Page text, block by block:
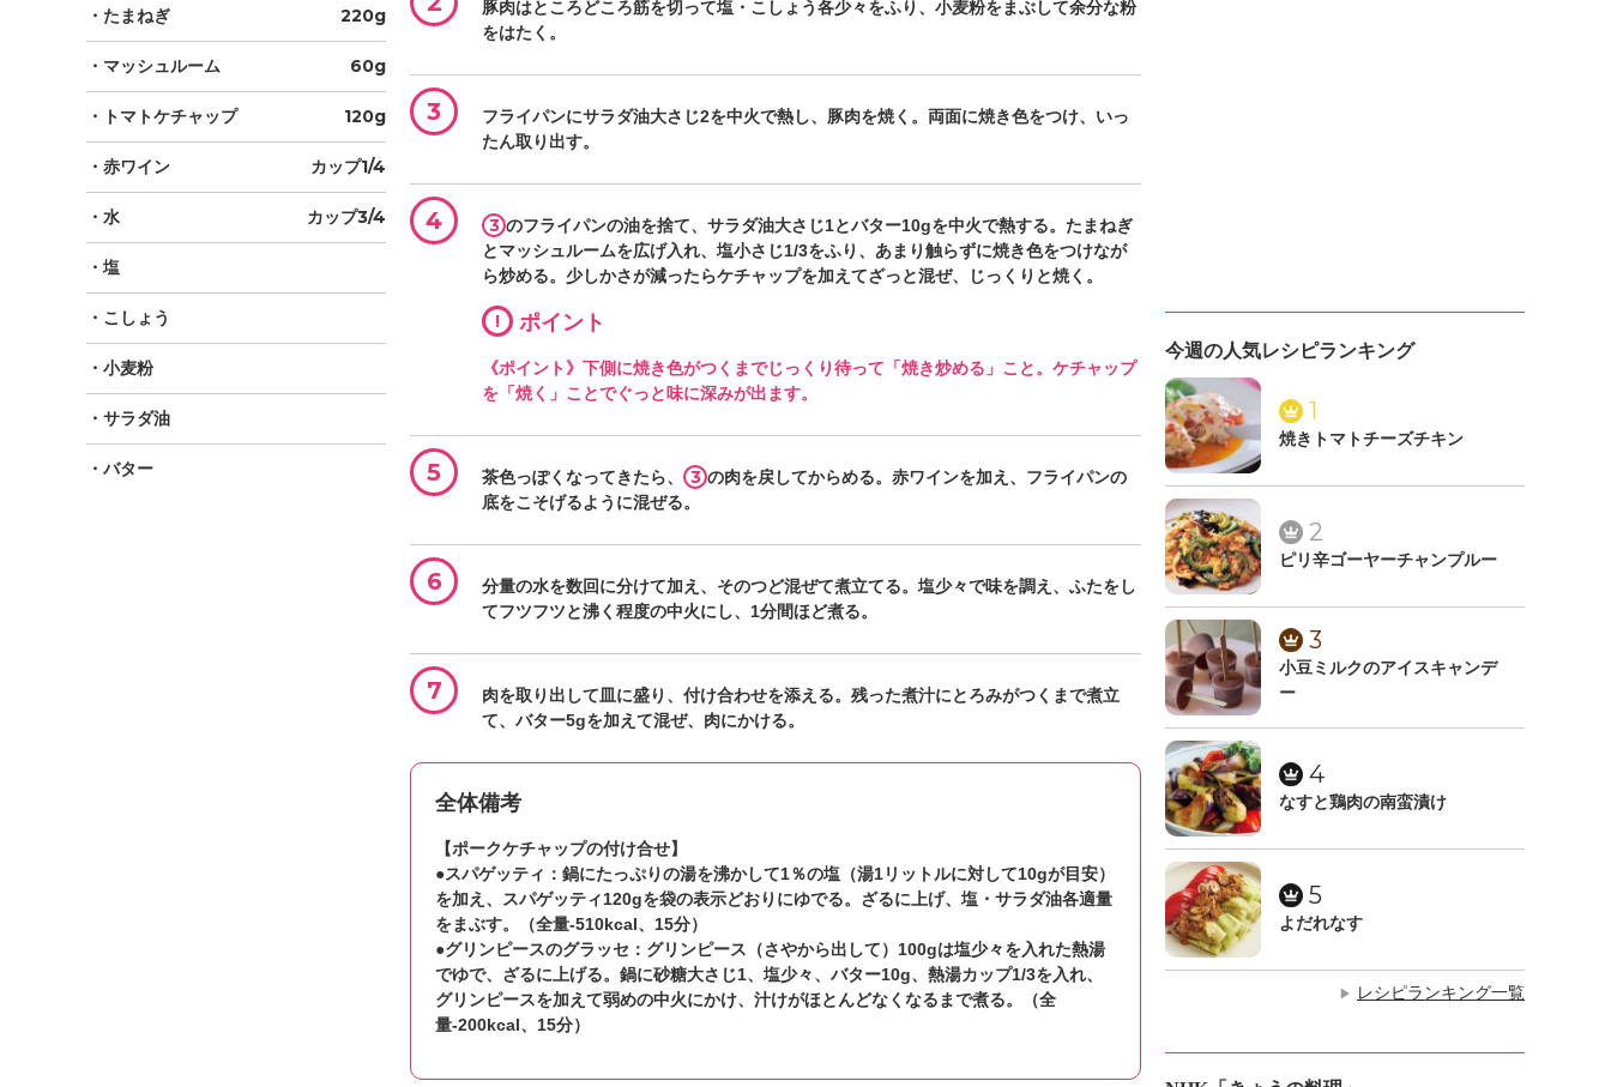
・たまねぎ 220g
・マッシュルーム 60g
・トマトケチャップ 120g
・赤ワイン カップ1/4
・水 カップ3/4
・塩
・こしょう
・小麦粉
・サラダ油
・バター
豚肉はところどころ筋を切って塩・こしょう各少々をふり、小麦粉をまぶして余分な粉
をはたく。
3
フライパンにサラダ油大さじ2を中火で熱し、豚肉を焼く。両面に焼き色をつけ、いっ
たん取り出す。
4 3 のフライパンの油を捨て、サラダ油大さじ1とバター10gを中火で熱する。たまねぎ
とマッシュルームを広げ入れ、塩小さじ1/3をふり、あまり触らずに焼き色をつけなが
ら炒める。少しかさが減ったらケチャップを加えてざっと混ぜ、じっくりと焼く。
! ポイント
《ポイント》下側に焼き色がつくまでじっくり待って「焼き炒める」こと。ケチャップ
を「焼く」ことでぐっと味に深みが出ます。
5 茶色っぽくなってきたら、 3 の肉を戻してからめる。赤ワインを加え、フライパンの
底をこそげるように混ぜる。
6
分量の水を数回に分けて加え、そのつど混ぜて煮立てる。塩少々で味を調え、ふたをし
てフツフツと沸く程度の中火にし、1分間ほど煮る。
7
肉を取り出して皿に盛り、付け合わせを添える。残った煮汁にとろみがつくまで煮立
て、バター5gを加えて混ぜ、肉にかける。
全体備考
【ポークケチャップの付け合せ】
●スパゲッティ：鍋にたっぷりの湯を沸かして1％の塩（湯1リットルに対して10gが目安）
を加え、スパゲッティ120gを袋の表示どおりにゆでる。ざるに上げ、塩・サラダ油各適量
をまぶす。（全量-510kcal、15分）
●グリンピースのグラッセ：グリンピース（さやから出して）100gは塩少々を入れた熱湯
でゆで、ざるに上げる。鍋に砂糖大さじ1、塩少々、バター10g、熱湯カップ1/3を入れ、
グリンピースを加えて弱めの中火にかけ、汁けがほとんどなくなるまで煮る。（全
量-200kcal、15分）
今週の人気レシピランキング
1
焼きトマトチーズチキン
2
ピリ辛ゴーヤーチャンプルー
3
小豆ミルクのアイスキャンデ
ー
4
なすと鶏肉の南蛮漬け
5
よだれなす
▶ レシピランキング一覧